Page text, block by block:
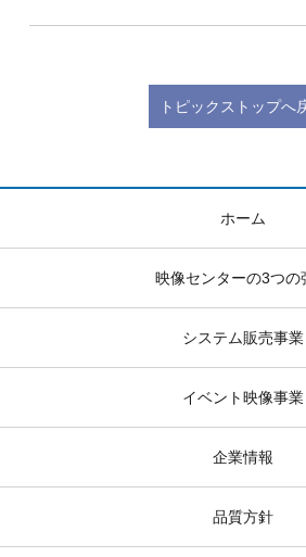
トピックストップへ
ホーム
映像センターの3つの
システム販売事業
イベント映像事業
企業情報
品質方針